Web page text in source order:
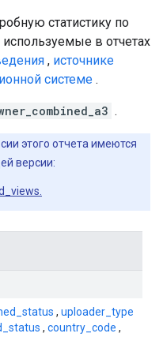
статистику по
в отчетах
, источнике
системе .
.
этого отчета имеются
версии:
, uploader_type
, country_code ,